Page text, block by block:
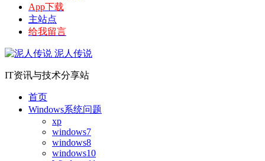
App下载
主站点
给我留言
泥人传说
IT资讯与技术分享站
首页
Windows系统问题
xp
windows7
windows8
windows10